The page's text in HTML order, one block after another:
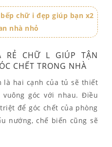
chữ i đẹp giúp bạn x2
nhà nhỏ
RẺ CHỮ L GIÚP TẬN
CHẾT TRONG NHÀ
là hai cạnh của tủ sẽ thiết
góc với nhau. Điều
để góc chết của phòng
nướng, chế biến cũng sẽ